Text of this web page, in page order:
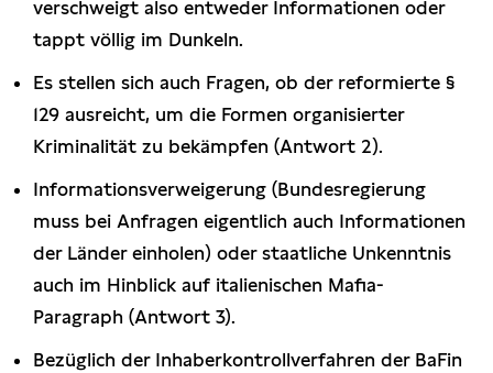
verschweigt also entweder Informationen oder
tappt völlig im Dunkeln.
Es stellen sich auch Fragen, ob der reformierte §
129 ausreicht, um die Formen organisierter
Kriminalität zu bekämpfen (Antwort 2).
Informationsverweigerung (Bundesregierung
muss bei Anfragen eigentlich auch Informationen
der Länder einholen) oder staatliche Unkenntnis
auch im Hinblick auf italienischen Mafia-
Paragraph (Antwort 3).
Bezüglich der Inhaberkontrollverfahren der BaFin